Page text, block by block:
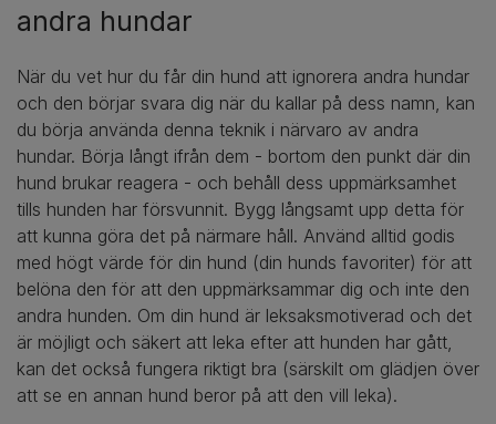
andra hundar
När du vet hur du får din hund att ignorera andra hundar
och den börjar svara dig när du kallar på dess namn, kan
du börja använda denna teknik i närvaro av andra
hundar. Börja långt ifrån dem - bortom den punkt där din
hund brukar reagera - och behåll dess uppmärksamhet
tills hunden har försvunnit. Bygg långsamt upp detta för
att kunna göra det på närmare håll. Använd alltid godis
med högt värde för din hund (din hunds favoriter) för att
belöna den för att den uppmärksammar dig och inte den
andra hunden. Om din hund är leksaksmotiverad och det
är möjligt och säkert att leka efter att hunden har gått,
kan det också fungera riktigt bra (särskilt om glädjen över
att se en annan hund beror på att den vill leka).